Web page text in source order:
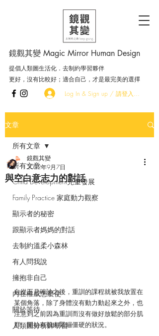
鏡觀其變 Magic Mirror Human Design
提倡人類圖生活化．去制約學習夥伴
更好，沒有比較好；適合自己，才是最完美的選擇
Log In & Sign up / 請登入．加入會員
文章
所有文章
Child Development兒童發展
Family Practice 家庭動力觀察
顯示者的秘密
跟顯示者媽媽的對話
去制約溫柔小森林
有人問我說
擁抱非自己
內在權威怎麼使
關於等待
人類圖分析師研習
所有文章
與空白意志力的對話
鏡觀其變
2022年9月7日
自從五月確診之後，重訓的課程就被我放置在
某個角落，除了身體沒有動力動起來之外，也
注意到之前因為重訓而沒有做好放鬆的部分肌
群，開始有肌肉緊繃僵硬的狀況。